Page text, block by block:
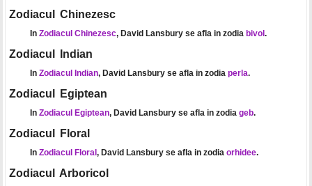
Zodiacul Chinezesc
In Zodiacul Chinezesc, David Lansbury se afla in zodia bivol .
Zodiacul Indian
In Zodiacul Indian, David Lansbury se afla in zodia perla.
Zodiacul Egiptean
In Zodiacul Egiptean, David Lansbury se afla in zodia geb.
Zodiacul Floral
In Zodiacul Floral , David Lansbury se afla in zodia orhidee.
Zodiacul Arboricol